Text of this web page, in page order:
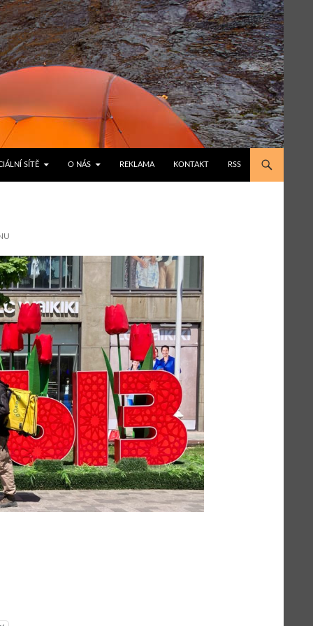
SÍTĚ O NÁS REKLAMA KONTAKT RSS